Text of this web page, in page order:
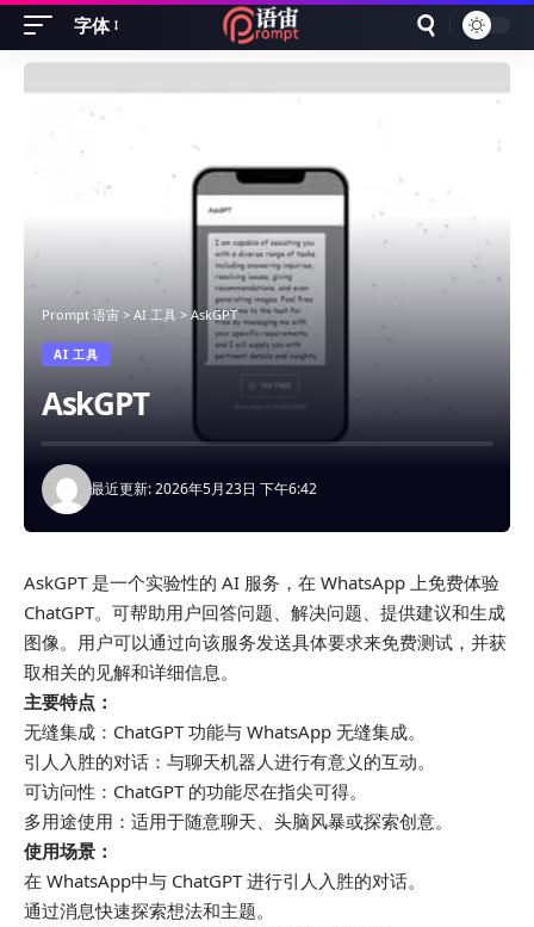
Font
Resizer
字体
Prompt 语宙 > AI 工具 > AskGPT
AI 工具
AskGPT
最近更新: 2026年5月23日 下午6:42
AskGPT 是一个实验性的 AI 服务，在 WhatsApp 上免费体验
ChatGPT。可帮助用户回答问题、解决问题、提供建议和生成
图像。用户可以通过向该服务发送具体要求来免费测试，并获
取相关的见解和详细信息。
主要特点：
无缝集成：ChatGPT 功能与 WhatsApp 无缝集成。
引人入胜的对话：与聊天机器人进行有意义的互动。
可访问性：ChatGPT 的功能尽在指尖可得。
多用途使用：适用于随意聊天、头脑风暴或探索创意。
使用场景：
在 WhatsApp中与 ChatGPT 进行引人入胜的对话。
通过消息快速探索想法和主题。